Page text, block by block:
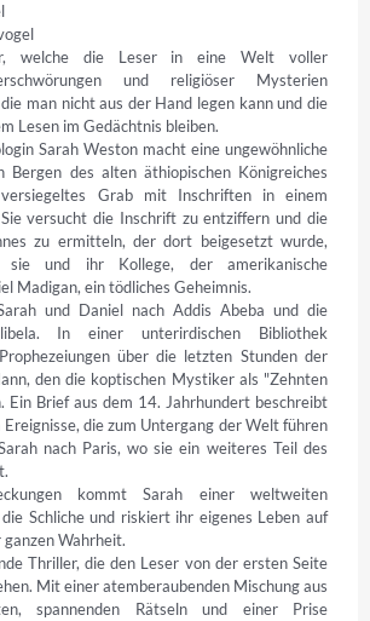
welche die Leser in eine Welt voller
und religiöser Mysterien
man nicht aus der Hand legen kann und die
Lesen im Gedächtnis bleiben.
Sarah Weston macht eine ungewöhnliche
Bergen des alten äthiopischen Königreiches
Grab mit Inschriften in einem
versucht die Inschrift zu entziffern und die
zu ermitteln, der dort beigesetzt wurde,
sie und ihr Kollege, der amerikanische
Madigan, ein tödliches Geheimnis.
und Daniel nach Addis Abeba und die
In einer unterirdischen Bibliothek
über die letzten Stunden der
den die koptischen Mystiker als "Zehnten
Ein Brief aus dem 14. Jahrhundert beschreibt
die zum Untergang der Welt führen
nach Paris, wo sie ein weiteres Teil des
kommt Sarah einer weltweiten
Schliche und riskiert ihr eigenes Leben auf
ganzen Wahrheit.
die den Leser von der ersten Seite
Mit einer atemberaubenden Mischung aus
spannenden Rätseln und einer Prise